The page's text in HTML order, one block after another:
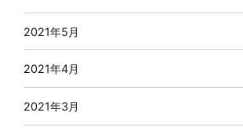
2021年5月
2021年4月
2021年3月